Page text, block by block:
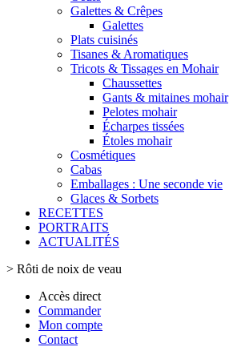
Galettes & Crêpes
Galettes
Plats cuisinés
Tisanes & Aromatiques
Tricots & Tissages en Mohair
Chaussettes
Gants & mitaines mohair
Pelotes mohair
Écharpes tissées
Étoles mohair
Cosmétiques
Cabas
Emballages : Une seconde vie
Glaces & Sorbets
RECETTES
PORTRAITS
ACTUALITÉS
> Rôti de noix de veau
Accès direct
Commander
Mon compte
Contact